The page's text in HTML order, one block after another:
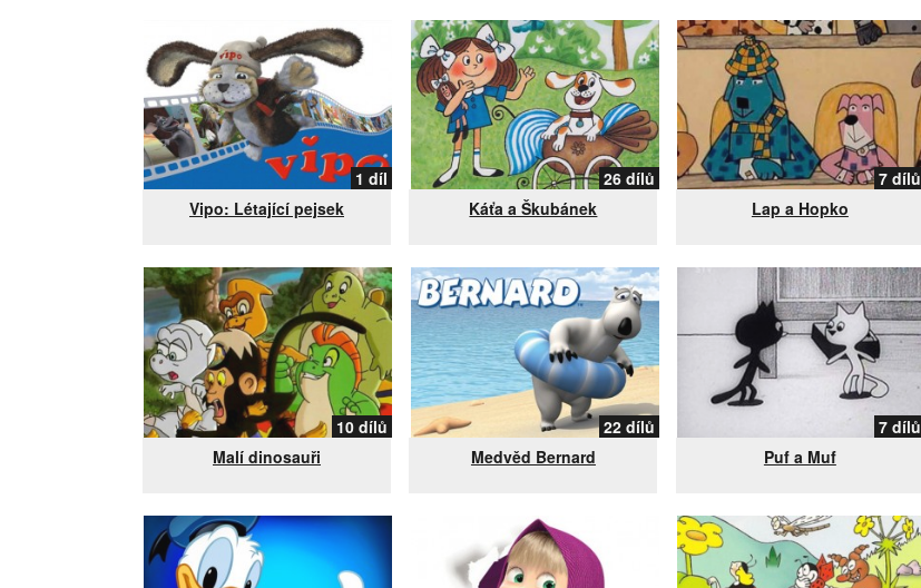
1 díl
Vipo: Létající pejsek
26 dílů
Káťa a Škubánek
7 dílů
Lap a Hopko
10 dílů
Malí dinosauři
22 dílů
Medvěd Bernard
7 dílů
Puf a Muf